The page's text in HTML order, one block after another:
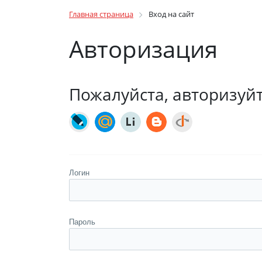
Главная страница Вход на сайт
Авторизация
Пожалуйста,
Логин
Пароль